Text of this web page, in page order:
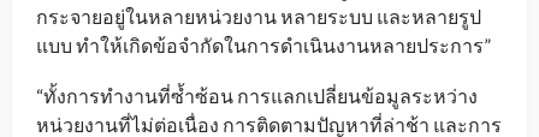
กระจายอยู่ในหลายหน่วยงาน หลายระบบ และหลายรูป
แบบ ทำให้เกิดข้อจำกัดในการดำเนินงานหลายประการ”
“ทั้งการทำงานที่ซ้ำซ้อน การแลกเปลี่ยนข้อมูลระหว่าง
หน่วยงานที่ไม่ต่อเนื่อง การติดตามปัญหาที่ล่าช้า และการ